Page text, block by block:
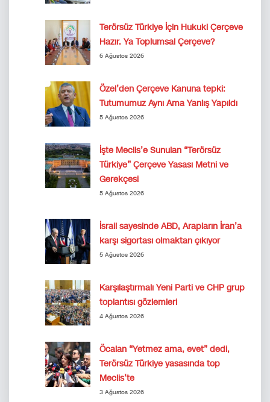
Terörsüz Türkiye İçin Hukuki Çerçeve
Hazır. Ya Toplumsal Çerçeve?
6 Ağustos 2026
Özel’den Çerçeve Kanuna tepki:
Tutumumuz Aynı Ama Yanlış Yapıldı
5 Ağustos 2026
İşte Meclis’e Sunulan “Terörsüz
Türkiye” Çerçeve Yasası Metni ve
Gerekçesi
5 Ağustos 2026
İsrail sayesinde ABD, Arapların İran’a
karşı sigortası olmaktan çıkıyor
5 Ağustos 2026
Karşılaştırmalı Yeni Parti ve CHP grup
toplantısı gözlemleri
4 Ağustos 2026
Öcalan “Yetmez ama, evet” dedi,
Terörsüz Türkiye yasasında top
Meclis’te
3 Ağustos 2026